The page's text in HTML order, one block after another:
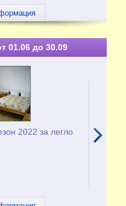
01.06 до 30.09
2022 за легло